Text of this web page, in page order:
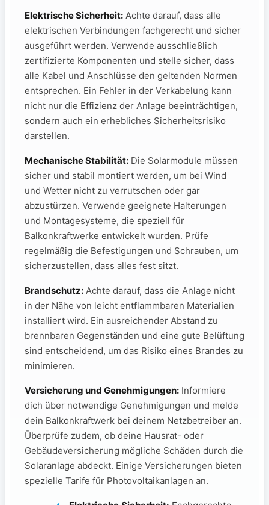
Elektrische Sicherheit: Achte darauf, dass alle
elektrischen Verbindungen fachgerecht und sicher
ausgeführt werden. ⁤Verwende ausschließlich
zertifizierte Komponenten ⁤und⁢ stelle sicher, dass
‌alle Kabel‍ und Anschlüsse den geltenden‍ Normen
⁢entsprechen. ⁢Ein⁤ Fehler in ⁢der Verkabelung kann
nicht nur die Effizienz der Anlage beeinträchtigen,
sondern auch‍ ein erhebliches Sicherheitsrisiko⁣
darstellen.
Mechanische Stabilität: Die Solarmodule müssen
sicher⁤ und ⁢stabil montiert werden, ⁢um ⁢bei Wind
und⁢ Wetter nicht zu‌ verrutschen ‍oder gar
abzustürzen. Verwende ​geeignete Halterungen
und Montagesysteme, die speziell für
‍Balkonkraftwerke‍ entwickelt⁣ wurden.‍ Prüfe
regelmäßig die Befestigungen und Schrauben, um
sicherzustellen, dass alles fest ⁤sitzt.
Brandschutz: Achte⁢ darauf, dass die Anlage nicht
in der Nähe von leicht ‌entflammbaren Materialien​
installiert wird.⁤ Ein ​ausreichender Abstand zu
brennbaren Gegenständen​ und eine‌ gute ​Belüftung
sind entscheidend, um⁤ das Risiko eines Brandes zu
minimieren.
Versicherung und ‌Genehmigungen: Informiere
dich über ​notwendige Genehmigungen und ⁣melde⁤
dein ‍Balkonkraftwerk bei deinem Netzbetreiber an.
Überprüfe ⁣zudem, ob deine Hausrat- oder⁢
Gebäudeversicherung mögliche Schäden‍ durch die
Solaranlage abdeckt. Einige Versicherungen​ bieten
spezielle Tarife für ‌Photovoltaikanlagen an.